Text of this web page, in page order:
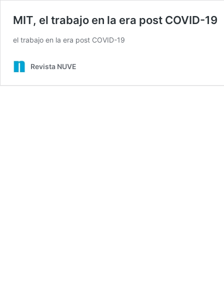
MIT, el trabajo en la era post COVID-19
el trabajo en la era post COVID-19
Revista NUVE